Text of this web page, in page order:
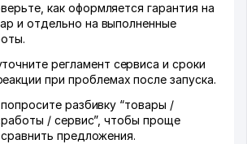
как оформляется гарантия на
и отдельно на выполненные
регламент сервиса и сроки
при проблемах после запуска.
попросите разбивку “товары /
работы / сервис”, чтобы проще
сравнить предложения.